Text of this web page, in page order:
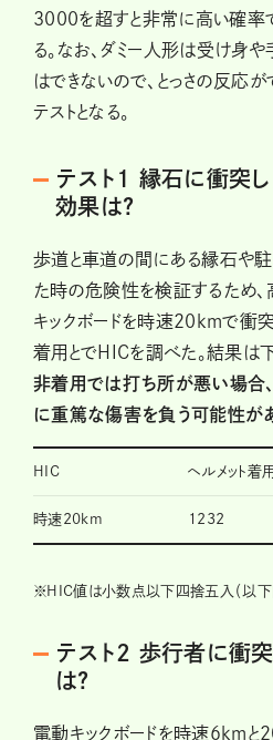
3000を超すと非常に高い確率
る。なお、ダミー人形は受け身
はできないので、とっさの反応
テストとなる。
テスト1 縁石に衝突し
効果は?
歩道と車道の間にある縁石や
た時の危険性を検証するため
キックボードを時速20kmで衝突
着用とでHICを調べた。結果は下
非着用では打ち所が悪い場合
に重篤な傷害を負う可能性が
HIC ヘルメット着用
時速20km 1232
※ HIC値は小数点以下四捨五入（以下
テスト2 歩行者に衝
は?
電動キックボードを時速6km